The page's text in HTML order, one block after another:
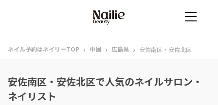
ネイル予約はネイリーTOP › 中国 › 広島県 › 安佐南区・安佐北区
安佐南区・安佐北区で人気のネイルサロン・
ネイリスト